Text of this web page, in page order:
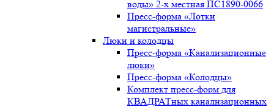
воды» 2-х местная ПС1890-0066
Пресс-форма «Лотки
магистральные»
Люки и колодцы
Пресс-форма «Канализационные
люки»
Пресс-форма «Колодцы»
Комплект пресс-форм для
КВАДРАТных канализационных